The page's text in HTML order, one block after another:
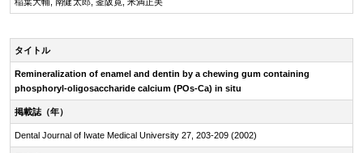
タイトル
Remineralization of enamel and dentin by a chewing gum containing
phosphoryl-oligosaccharide calcium (POs-Ca) in situ
掲載誌（年）
Dental Journal of Iwate Medical University 27, 203-209 (2002)